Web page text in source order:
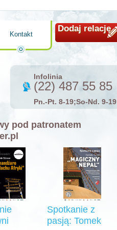
Dodaj relację
Kontakt
Infolinia
(22) 487 55 85
Pn.-Pt. 8-19;So-Nd. 9-19
pod patronatem
Spotkanie z
pasją: Tomek